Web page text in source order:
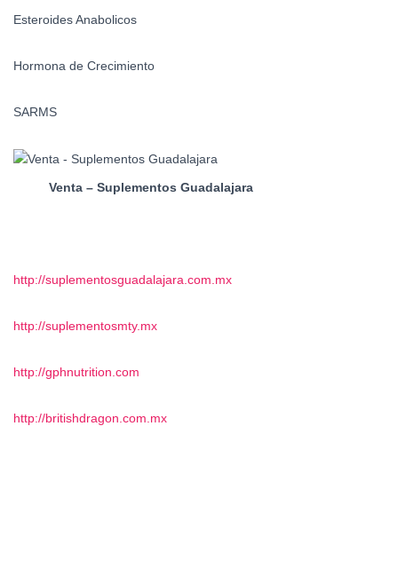
Esteroides Anabolicos
Hormona de Crecimiento
SARMS
Venta – Suplementos Guadalajara
http://suplementosguadalajara.com.mx
http://suplementosmty.mx
http://gphnutrition.com
http://britishdragon.com.mx